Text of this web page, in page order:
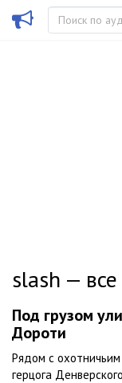
slash —
Под грузом
Дороти
Рядом с
герцога